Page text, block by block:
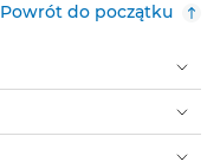
Powrót do początku